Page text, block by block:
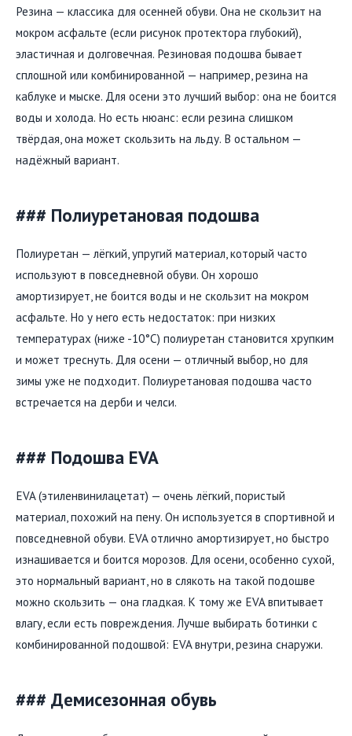
Резина — классика для осенней обуви. Она не скользит на
мокром асфальте (если рисунок протектора глубокий),
эластичная и долговечная. Резиновая подошва бывает
сплошной или комбинированной — например, резина на
каблуке и мыске. Для осени это лучший выбор: она не боится
воды и холода. Но есть нюанс: если резина слишком
твёрдая, она может скользить на льду. В остальном —
надёжный вариант.
### Полиуретановая подошва
Полиуретан — лёгкий, упругий материал, который часто
используют в повседневной обуви. Он хорошо
амортизирует, не боится воды и не скользит на мокром
асфальте. Но у него есть недостаток: при низких
температурах (ниже -10°C) полиуретан становится хрупким
и может треснуть. Для осени — отличный выбор, но для
зимы уже не подходит. Полиуретановая подошва часто
встречается на дерби и челси.
### Подошва EVA
EVA (этиленвинилацетат) — очень лёгкий, пористый
материал, похожий на пену. Он используется в спортивной и
повседневной обуви. EVA отлично амортизирует, но быстро
изнашивается и боится морозов. Для осени, особенно сухой,
это нормальный вариант, но в слякоть на такой подошве
можно скользить — она гладкая. К тому же EVA впитывает
влагу, если есть повреждения. Лучше выбирать ботинки с
комбинированной подошвой: EVA внутри, резина снаружи.
### Демисезонная обувь